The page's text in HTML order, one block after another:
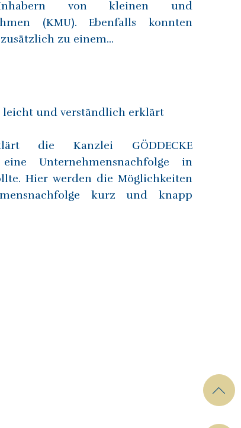
von kleinen und
(KMU). Ebenfalls konnten
zu einem...
leicht und verständlich erklärt
die Kanzlei GÖDDECKE
eine Unternehmensnachfolge in
Hier werden die Möglichkeiten
kurz und knapp